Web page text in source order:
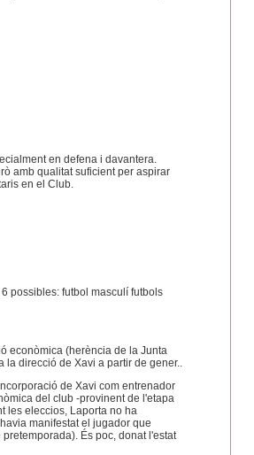
en defena i davantera.
amb qualitat suficient per aspirar
en el Club.
possibles: futbol masculí futbols
econòmica (herència de la Junta
direcció de Xavi a partir de gener..
de Xavi com entrenador
del club -provinent de l'etapa
les eleccios, Laporta no ha
manifestat el jugador que
És poc, donat l'estat